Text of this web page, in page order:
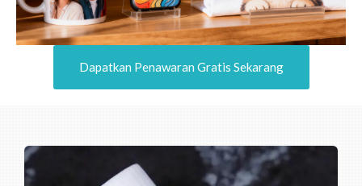
Dapatkan Penawaran Gratis Sekarang